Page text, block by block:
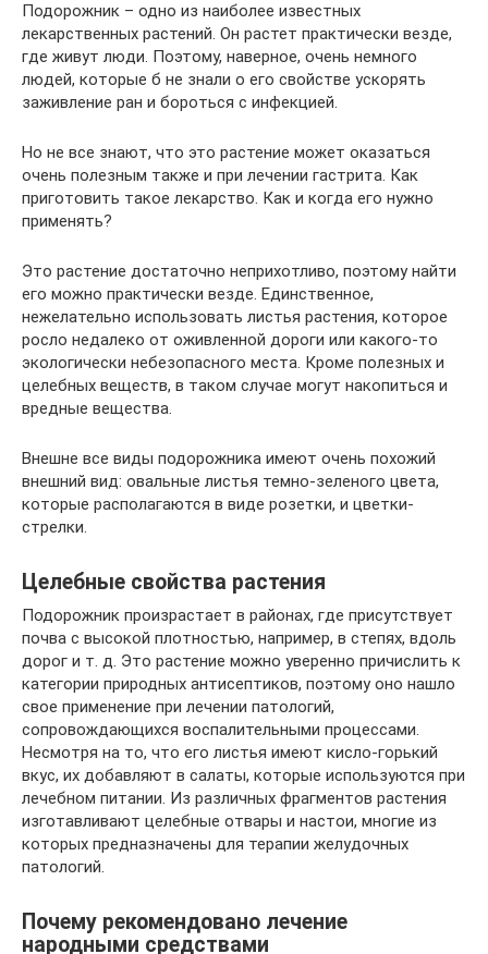
Подорожник – одно из наиболее известных
лекарственных растений. Он растет практически везде,
где живут люди. Поэтому, наверное, очень немного
людей, которые б не знали о его свойстве ускорять
заживление ран и бороться с инфекцией.
Но не все знают, что это растение может оказаться
очень полезным также и при лечении гастрита. Как
приготовить такое лекарство. Как и когда его нужно
применять?
Это растение достаточно неприхотливо, поэтому найти
его можно практически везде. Единственное,
нежелательно использовать листья растения, которое
росло недалеко от оживленной дороги или какого-то
экологически небезопасного места. Кроме полезных и
целебных веществ, в таком случае могут накопиться и
вредные вещества.
Внешне все виды подорожника имеют очень похожий
внешний вид: овальные листья темно-зеленого цвета,
которые располагаются в виде розетки, и цветки-
стрелки.
Целебные свойства растения
Подорожник произрастает в районах, где присутствует
почва с высокой плотностью, например, в степях, вдоль
дорог и т. д. Это растение можно уверенно причислить к
категории природных антисептиков, поэтому оно нашло
свое применение при лечении патологий,
сопровождающихся воспалительными процессами.
Несмотря на то, что его листья имеют кисло-горький
вкус, их добавляют в салаты, которые используются при
лечебном питании. Из различных фрагментов растения
изготавливают целебные отвары и настои, многие из
которых предназначены для терапии желудочных
патологий.
Почему рекомендовано лечение
народными средствами